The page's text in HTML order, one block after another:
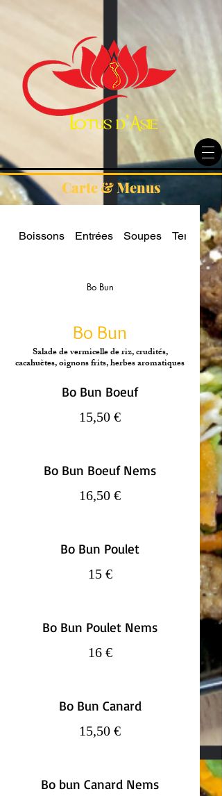
Carte & Menus
Boissons Entrées Soupes Terre Mer
Bo Bun
Bo Bun
Salade de vermicelle de riz, crudités,
cacahuètes, oignons frits, herbes aromatiques
Bo Bun Boeuf
15,50 €
Bo Bun Boeuf Nems
16,50 €
Bo Bun Poulet
15 €
Bo Bun Poulet Nems
16 €
Bo Bun Canard
15,50 €
Bo bun Canard Nems